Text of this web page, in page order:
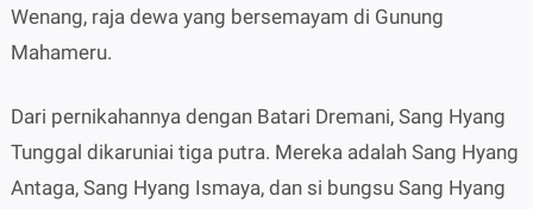
Wenang, raja dewa yang bersemayam di Gunung
Mahameru.
Dari pernikahannya dengan Batari Dremani, Sang Hyang
Tunggal dikaruniai tiga putra. Mereka adalah Sang Hyang
Antaga, Sang Hyang Ismaya, dan si bungsu Sang Hyang